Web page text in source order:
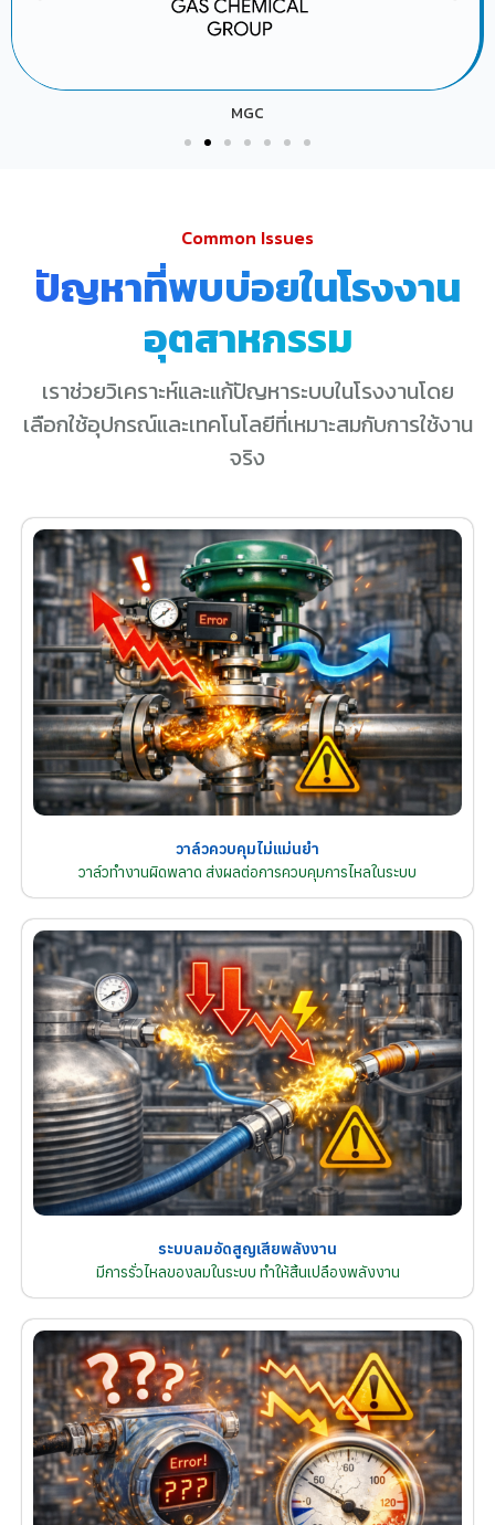
MGC
Common Issues
ปัญหาที่พบบ่อยในโรงงาน
อุตสาหกรรม
เราช่วยวิเคราะห์และแก้ปัญหาระบบในโรงงานโดย
เลือกใช้อุปกรณ์และเทคโนโลยีที่เหมาะสมกับการใช้งาน
จริง
วาล์วควบคุมไม่แม่นยำ
วาล์วทำงานผิดพลาด ส่งผลต่อการควบคุมการไหลในระบบ
ระบบลมอัดสูญเสียพลังงาน
มีการรั่วไหลของลมในระบบ ทำให้สิ้นเปลืองพลังงาน